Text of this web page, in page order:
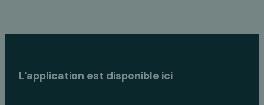
L'application est disponible ici